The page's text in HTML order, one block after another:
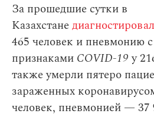
За прошедшие сутки в
Казахстане
465 человек и пневмонию с
признаками COVID-19у
также умерли пятеро
зараженных
человек, пневмонией — 37